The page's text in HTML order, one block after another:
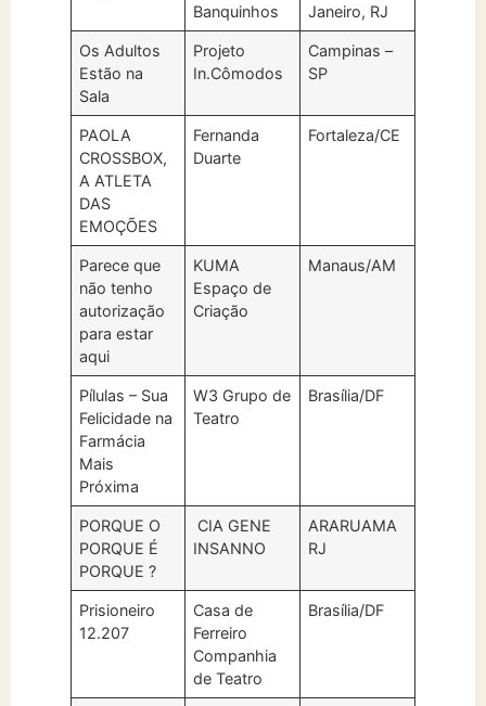
Banquinhos
Janeiro, RJ
Os Adultos
Estão na
Sala
Projeto
In.Cômodos
Campinas –
SP
PAOLA
CROSSBOX,
A ATLETA
DAS
EMOÇÕES
Fernanda
Duarte
Fortaleza/CE
Parece que
não tenho
autorização
para estar
aqui
KUMA
Espaço de
Criação
Manaus/AM
Pílulas – Sua
Felicidade na
Farmácia
Mais
Próxima
W3 Grupo de
Teatro
Brasília/DF
PORQUE O
PORQUE É
PORQUE ?
CIA GENE
INSANNO
ARARUAMA
RJ
Prisioneiro
12.207
Casa de
Ferreiro
Companhia
de Teatro
Brasília/DF